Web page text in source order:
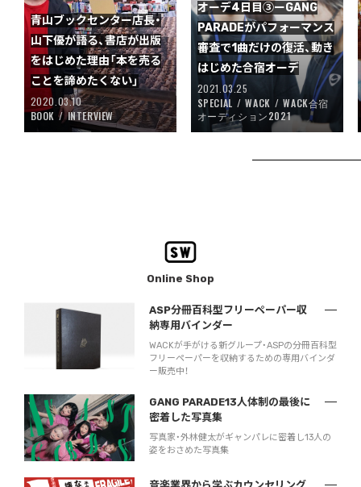
青山ブックセンター店長・
山下優が語る、書店が出版
をはじめた理由「本を売る
ことを諦めたくない」
2020.03.10
BOOK
INTERVIEW
オーデ4日目③ーGANG
PARADEがパフォーマンス
審査で1曲だけの復活、動き
はじめた合宿オーデ
2021.03.25
SPECIAL
WACK
WACK合宿
オーディション2021
Online Shop
ASP分冊百科型フリーペーパー収
納専用バインダー
WACKが手がける新グループ・ASPの分冊百科型
フリーペーパーを収納するための専用バインダ
ー販売中！
GANG PARADE13人体制の最後に
密着した写真集
写真家・外林健太がギャンパレに密着し13人の
姿をおさめた写真集